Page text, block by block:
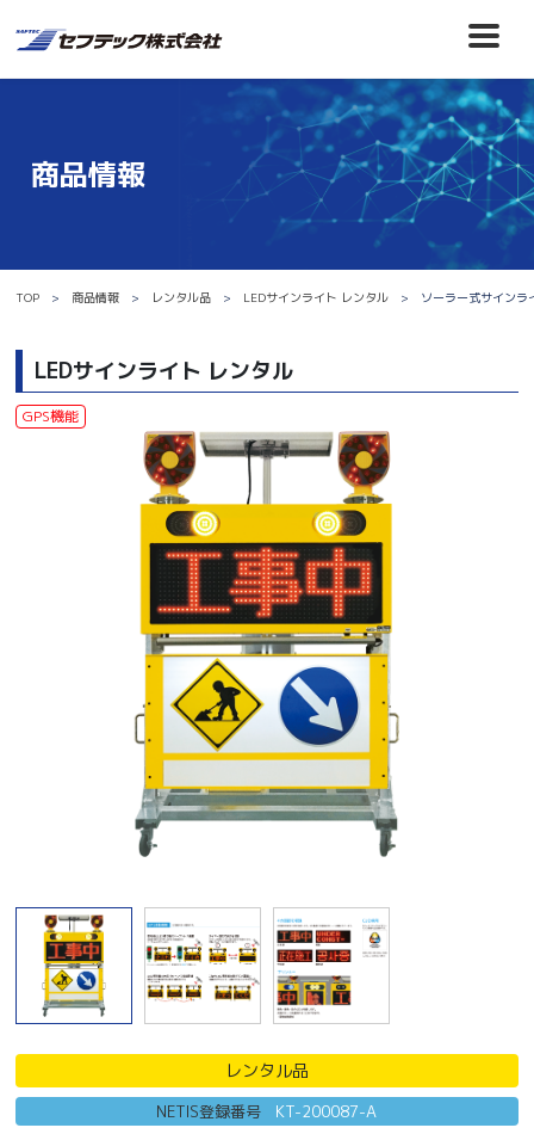
商品情報
TOP 商品情報 レンタル品 LEDサインライト レンタル ソーラー式サインラ
LEDサインライト レンタル
GPS機能
レンタル品
NETIS登録番号 KT-200087-A